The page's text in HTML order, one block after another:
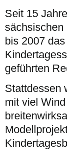
Seit 15
sächsischen
bis 2007
geführten
Stattdessen
mit viel